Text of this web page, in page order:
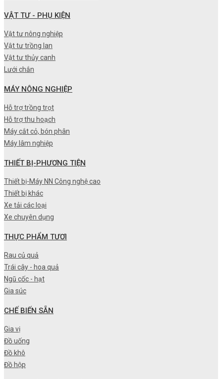
VẬT TƯ - PHỤ KIỆN
Vật tư nông nghiệp
Vật tư trồng lan
Vật tư thủy canh
Lưới chắn
MÁY NÔNG NGHIỆP
Hỗ trợ trồng trọt
Hỗ trợ thu hoạch
Máy cắt cỏ, bón phân
Máy lâm nghiệp
THIẾT BỊ-PHƯƠNG TIỆN
Thiết bị-Máy NN Công nghệ cao
Thiết bị khác
Xe tải các loại
Xe chuyên dụng
THỰC PHẨM TƯƠI
Rau củ quả
Trái cây - hoa quả
Ngũ cốc - hạt
Gia súc
CHẾ BIẾN SẴN
Gia vị
Đồ uống
Đồ khô
Đồ hộp